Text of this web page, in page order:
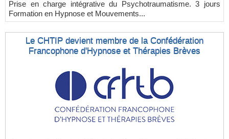
Prise en charge intégrative du Psychotraumatisme. 3 jours
Formation en Hypnose et Mouvements...
Le CHTIP devient membre de la Confédération
Francophone d'Hypnose et Thérapies Brèves